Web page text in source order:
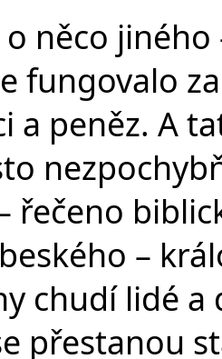
něco
fungovalo
a peněz. A
řečeno
–
chudí lidé
přestanou